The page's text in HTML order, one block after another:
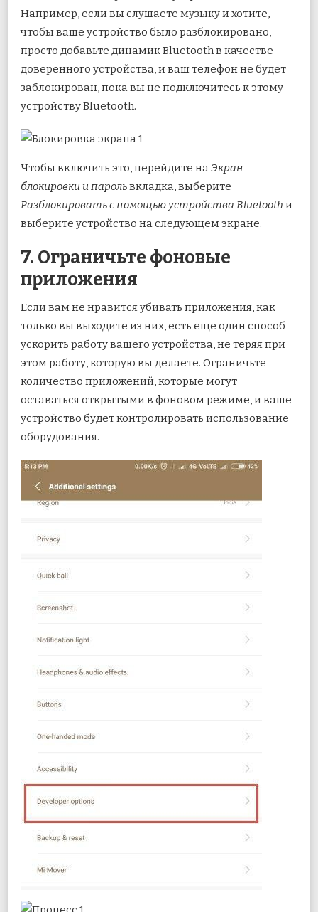
Например, если вы слушаете музыку и хотите,
чтобы ваше устройство было разблокировано,
просто добавьте динамик Bluetooth в качестве
доверенного устройства, и ваш телефон не будет
заблокирован, пока вы не подключитесь к этому
устройству Bluetooth.
Чтобы включить это, перейдите наЭкран
блокировки и парольвкладка, выберите
Разблокировать с помощью устройства Bluetooth и
выберите устройство на следующем экране.
7. Ограничьте фоновые
приложения
Если вам не нравится убивать приложения, как
только вы выходите из них, есть еще один способ
ускорить работу вашего устройства, не теряя при
этом работу, которую вы делаете. Ограничьте
количество приложений, которые могут
оставаться открытыми в фоновом режиме, и ваше
устройство будет контролировать использование
оборудования.